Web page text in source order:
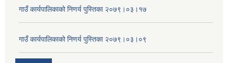
गाउँ कार्यपालिकाको निणर्य पुस्तिका २०७९।०३।१७
गाउँ कार्यपालिकाको निणर्य पुस्तिका २०७९।०३।०९